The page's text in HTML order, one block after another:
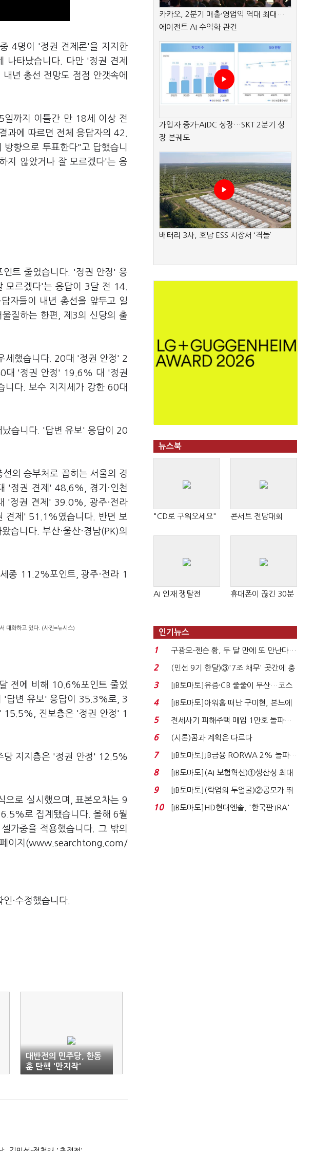
4명이 '정권 견제론'을 지지한
나타났습니다. 다만 '정권 견제
년 총선 전망도 점점 안갯속에
일까지 이틀간 만 18세 이상 전
에 따르면 전체 응답자의 42.
향으로 투표한다"고 답했습니
지 않았거나 잘 모르겠다'는 응
트 줄었습니다. '정권 안정' 응
모르겠다'는 응답이 3달 전 14.
자들이 내년 총선을 앞두고 일
질하는 한편, 제3의 신당의 출
세했습니다. 20대 '정권 안정' 2
'정권 안정' 19.6% 대 '정권
다. 보수 지지세가 강한 60대
습니다. '답변 유보' 응답이 20
의 승부처로 꼽히는 서울의 경
'정권 견제' 48.6%, 경기·인천
'정권 견제' 39.0%, 광주·전라
제' 51.1%였습니다. 반면 보
니다. 부산·울산·경남(PK)의
종 11.2%포인트, 광주·전라 1
대화하고 있다. (사진=뉴시스)
전에 비해 10.6%포인트 줄었
'답변 유보' 응답이 35.3%로, 3
진보층은 '정권 안정' 1
당 지지층은 '정권 안정' 12.5%
으로 실시했으며, 표본오차는 9
로 집계됐습니다. 올해 6월
가중을 적용했습니다. 그 밖의
페이지(www.searchtong.com/
·수정했습니다.
대반전의 민주당, 한동
훈 탄핵 '만지작'
카카오, 2분기 매출·영업익 역대 최대…
에이전트 AI 수익화 관건
가입자 증가·AIDC 성장…SKT 2분기 성
장 본궤도
배터리 3사, 호남 ESS 시장서 ‘격돌’
뉴스북
"CD로 구워오세요" 콘서트 전당대회
AI 인재 쟁탈전 휴대폰이 끊긴 30분
인기뉴스
1
구광모-젠슨 황, 두 달 만에 또 만난다…
로봇·AI 등 논...
2
(민선 9기 한달)③'7조 채무' 곳간에 충
격…추미애, 20년...
3
[IB토마토]유증·CB 줄줄이 무산…코스
닥 벌점 급증에 ...
4
[IB토마토]아워홈 떠난 구미현, 본느에
340억 베팅…가...
5
전세사기 피해주택 매입 1만호 돌파…
누적 피해자 4만2...
6 (시론)꿈과 계획은 다르다
7
[IB토마토]JB금융 RORWA 2% 돌파…
실적 견인은 은행 ...
8
[IB토마토](AI 보험혁신)①생산성 최대
80% 개선…현실...
9
[IB토마토](락업의 두얼굴)②공모가 뛰
자 첫날 매도…FI ...
10
[IB토마토]HD현대엔솔, '한국판 IRA'